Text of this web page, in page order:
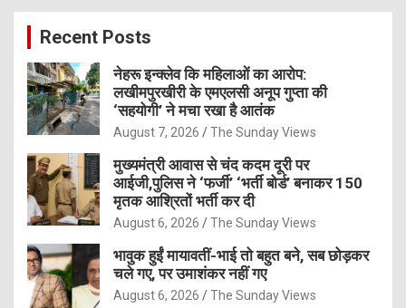
c
Recent Posts
नेहरू इन्क्लेव कि महिलाओं का आरोप:
लखीमपुरखीरी के एमएलसी अनूप गुप्ता की
‘सहयोगी’ ने मचा रखा है आतंक
August 7, 2026 The Sunday Views
मुख्यमंत्री आवास से चंद कदम दूरी पर
आईजी,पुलिस ने ‘फर्जी’ ‘भर्ती बोर्ड’ बनाकर 150
मृतक आश्रितों भर्ती कर दी
August 6, 2026 The Sunday Views
भावुक हुईं मायावतीं-भाई तो बहुत बने, सब छोड़कर
चले गए, पर उमाशंकर नहीं गए
August 6, 2026 The Sunday Views